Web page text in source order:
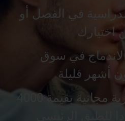
في الفصل أو
اختيارك
في سوق
أشهر قليلة
دورة لغة انجليزية مجانية بقيمة 4000
للطبق الرئيسي